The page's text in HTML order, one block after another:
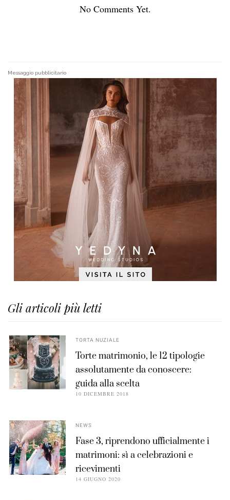
No Comments Yet.
Messaggio pubblicitario
Gli articoli più letti
TORTA NUZIALE
Torte matrimonio, le 12 tipologie
assolutamente da conoscere:
guida alla scelta
10 DICEMBRE 2018
NEWS
Fase 3, riprendono ufficialmente i
matrimoni: sì a celebrazioni e
ricevimenti
14 GIUGNO 2020